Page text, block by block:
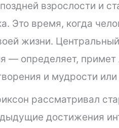
взрослости и
Это время, когда
жизни.
— определяет,
и мудрости
рассматривал
достижения